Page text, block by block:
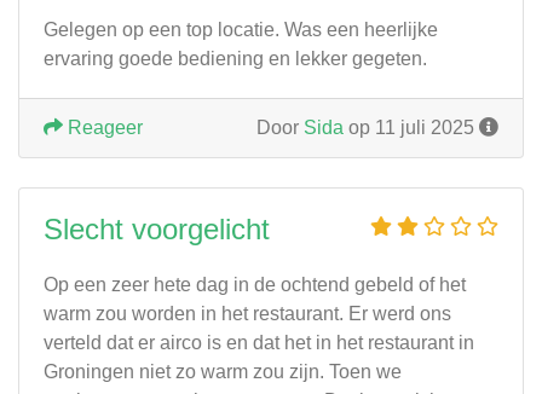
Gelegen op een top locatie. Was een heerlijke
ervaring goede bediening en lekker gegeten.
Door Sida op 11 juli 2025
Reageer
Slecht voorgelicht
Op een zeer hete dag in de ochtend gebeld of het
warm zou worden in het restaurant. Er werd ons
verteld dat er airco is en dat het in het restaurant in
Groningen niet zo warm zou zijn. Toen we